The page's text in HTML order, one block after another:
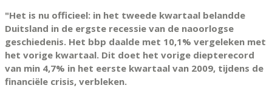
"Het is nu officieel: in het tweede kwartaal belandde
Duitsland in de ergste recessie van de naoorlogse
geschiedenis. Het bbp daalde met 10,1% vergeleken met
het vorige kwartaal. Dit doet het vorige diepterecord
van min 4,7% in het eerste kwartaal van 2009, tijdens de
financiële crisis, verbleken.